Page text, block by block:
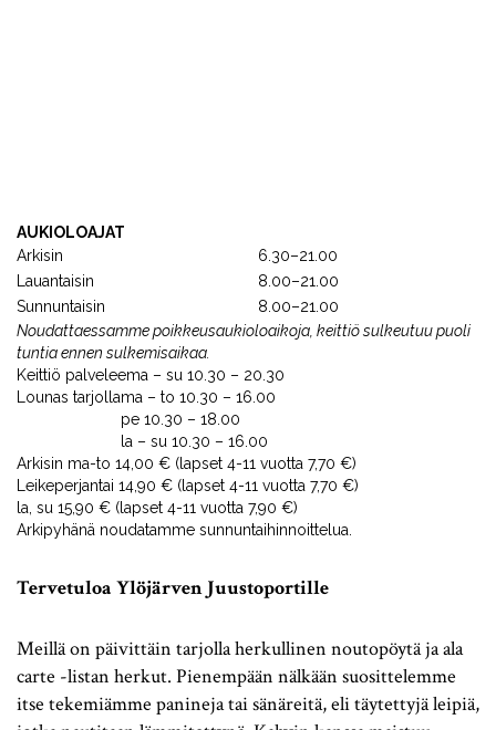
AUKIOLOAJAT
Arkisin
6.30–21.00
Lauantaisin
8.00–21.00
Sunnuntaisin
8.00–21.00
Noudattaessamme poikkeusaukioloaikoja, keittiö sulkeutuu puoli
tuntia ennen sulkemisaikaa.
Keittiö palveleema – su 10.30 – 20.30
Lounas tarjollama – to 10.30 – 16.00
pe 10.30 – 18.00
la – su 10.30 – 16.00
Arkisin ma-to 14,00 € (lapset 4-11 vuotta 7,70 €)
Leikeperjantai 14,90 € (lapset 4-11 vuotta 7,70 €)
la, su 15,90 € (lapset 4-11 vuotta 7,90 €)
Arkipyhänä noudatamme sunnuntaihinnoittelua.
Tervetuloa Ylöjärven Juustoportille
Meillä on päivittäin tarjolla herkullinen noutopöytä ja ala
carte -listan herkut. Pienempään nälkään suosittelemme
itse tekemiämme panineja tai sänäreitä, eli täytettyjä leipiä,